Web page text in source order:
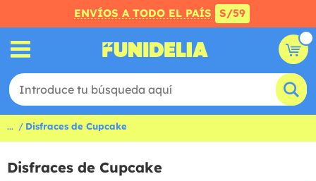
ENVÍOS A TODO EL PAÍS S/59
... Disfraces de Cupcake
Disfraces de Cupcake